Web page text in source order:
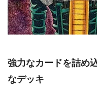
強力なカードを詰め
なデッキ